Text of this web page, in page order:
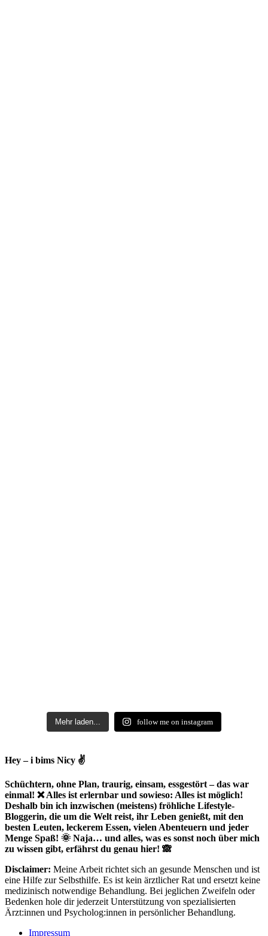
Mehr laden... follow me on instagram
Hey – i bims Nicy ✌
Schüchtern, ohne Plan, traurig, einsam, essgestört – das war
einmal! ❌ Alles ist erlernbar und sowieso: Alles ist möglich!
Deshalb bin ich inzwischen (meistens) fröhliche Lifestyle-
Bloggerin, die um die Welt reist, ihr Leben genießt, mit den
besten Leuten, leckerem Essen, vielen Abenteuern und jeder
Menge Spaß! 🌞 Naja… und alles, was es sonst noch über mich
zu wissen gibt, erfährst du genau hier! 🙈
Disclaimer: Meine Arbeit richtet sich an gesunde Menschen und ist
eine Hilfe zur Selbsthilfe. Es ist kein ärztlicher Rat und ersetzt keine
medizinisch notwendige Behandlung. Bei jeglichen Zweifeln oder
Bedenken hole dir jederzeit Unterstützung von spezialisierten
Ärzt:innen und Psycholog:innen in persönlicher Behandlung.
Impressum